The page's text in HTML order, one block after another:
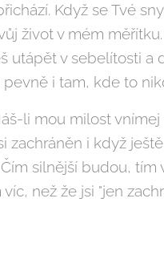
Když se Tvé
život v mém
utápět v sebelítosti
i tam, kde to
li mou milost
zachráněn i když
silnější budou,
než že jsi "jen